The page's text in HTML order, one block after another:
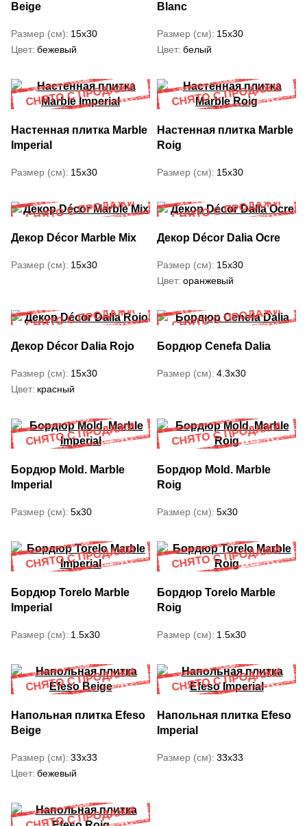
Beige
Размер (см) 15x30
Цвет бежевый
Blanc
Размер (см) 15x30
Цвет белый
Настенная плитка Marble
Imperial
Размер (см) 15x30
Настенная плитка Marble
Roig
Размер (см) 15x30
Декор Décor Marble Mix
Размер (см) 15x30
Декор Décor Dalia Ocre
Размер (см) 15x30
Цвет оранжевый
Декор Décor Dalia Rojo
Размер (см) 15x30
Цвет красный
Бордюр Cenefa Dalia
Размер (см) 4.3x30
Бордюр Mold. Marble
Imperial
Размер (см) 5x30
Бордюр Mold. Marble
Roig
Размер (см) 5x30
Бордюр Torelo Marble
Imperial
Размер (см) 1.5x30
Бордюр Torelo Marble
Roig
Размер (см) 1.5x30
Напольная плитка Efeso
Beige
Размер (см) 33x33
Цвет бежевый
Напольная плитка Efeso
Imperial
Размер (см) 33x33